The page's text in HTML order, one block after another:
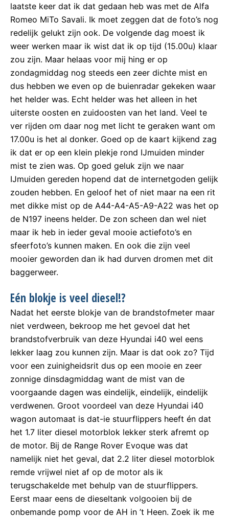
laatste keer dat ik dat gedaan heb was met de Alfa
Romeo MiTo Savali. Ik moet zeggen dat de foto’s nog
redelijk gelukt zijn ook. De volgende dag moest ik
weer werken maar ik wist dat ik op tijd (15.00u) klaar
zou zijn. Maar helaas voor mij hing er op
zondagmiddag nog steeds een zeer dichte mist en
dus hebben we even op de buienradar gekeken waar
het helder was. Echt helder was het alleen in het
uiterste oosten en zuidoosten van het land. Veel te
ver rijden om daar nog met licht te geraken want om
17.00u is het al donker. Goed op de kaart kijkend zag
ik dat er op een klein plekje rond IJmuiden minder
mist te zien was. Op goed geluk zijn we naar
IJmuiden gereden hopend dat de internetgoden gelijk
zouden hebben. En geloof het of niet maar na een rit
met dikke mist op de A44-A4-A5-A9-A22 was het op
de N197 ineens helder. De zon scheen dan wel niet
maar ik heb in ieder geval mooie actiefoto’s en
sfeerfoto’s kunnen maken. En ook die zijn veel
mooier geworden dan ik had durven dromen met dit
baggerweer.
Eén blokje is veel diesel!?
Nadat het eerste blokje van de brandstofmeter maar
niet verdween, bekroop me het gevoel dat het
brandstofverbruik van deze Hyundai i40 wel eens
lekker laag zou kunnen zijn. Maar is dat ook zo? Tijd
voor een zuinigheidsrit dus op een mooie en zeer
zonnige dinsdagmiddag want de mist van de
voorgaande dagen was eindelijk, eindelijk, eindelijk
verdwenen. Groot voordeel van deze Hyundai i40
wagon automaat is dat-ie stuurflippers heeft én dat
het 1.7 liter diesel motorblok lekker sterk afremt op
de motor. Bij de Range Rover Evoque was dat
namelijk niet het geval, dat 2.2 liter diesel motorblok
remde vrijwel niet af op de motor als ik
terugschakelde met behulp van de stuurflippers.
Eerst maar eens de dieseltank volgooien bij de
onbemande pomp voor de AH in ’t Heen. Zoek ik me